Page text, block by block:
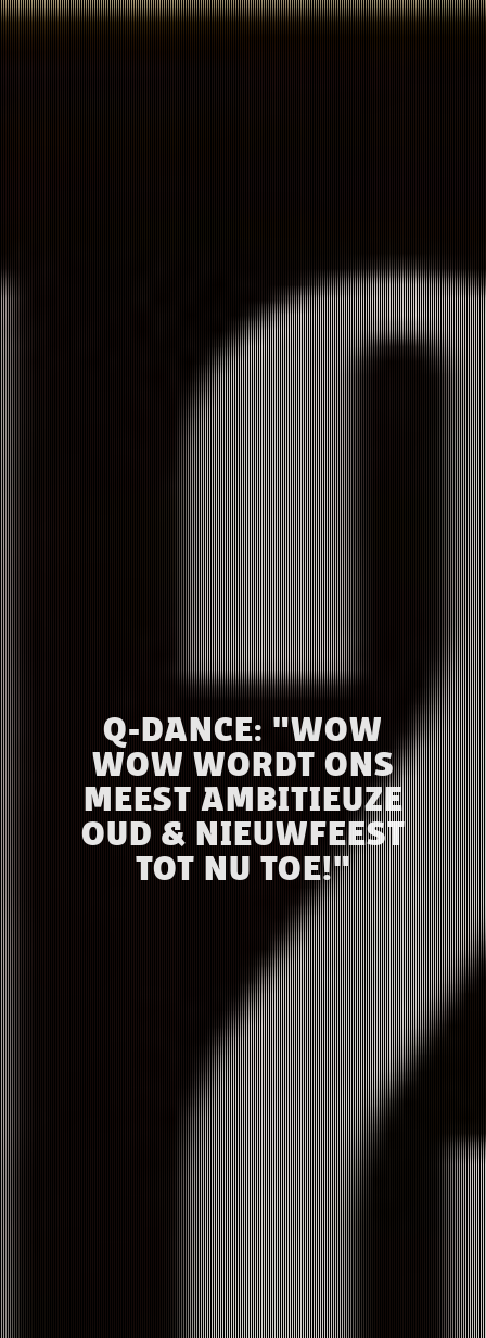
Q-DANCE: "WOW
WOW WORDT ONS
MEEST AMBITIEUZE
OUD & NIEUWFEEST
TOT NU TOE!"